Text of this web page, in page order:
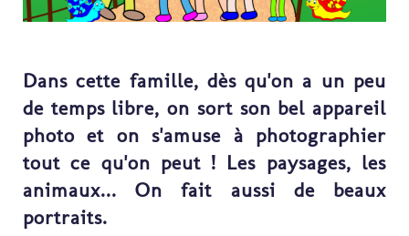
Dans cette famille, dès qu'on a un peu
de temps libre, on sort son bel appareil
photo et on s'amuse à photographier
tout ce qu'on peut ! Les paysages, les
animaux... On fait aussi de beaux
portraits.